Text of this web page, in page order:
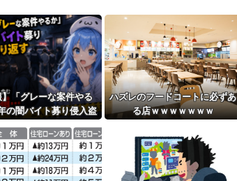
Powered by livedoor 相互RSS
・
事故(ﾟoﾟ)
兆し＝韓国の反応
ール！！
「グレーな案件やる
の闇バイト募り侵入盗
む7人逮捕・・・
ハズレのフードコートに必ずあ
る店ｗｗｗｗｗｗｗ